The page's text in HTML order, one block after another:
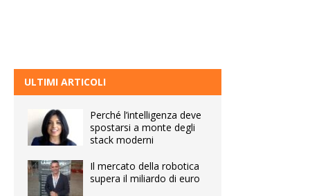
ULTIMI ARTICOLI
Perché l’intelligenza deve
spostarsi a monte degli
stack moderni
Il mercato della robotica
supera il miliardo di euro